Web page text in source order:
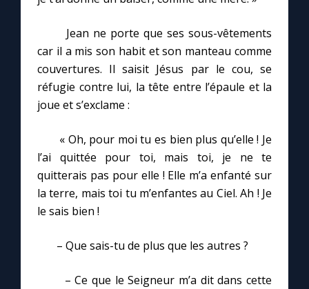
Jean ne porte que ses sous-vêtements
car il a mis son habit et son manteau comme
couvertures. Il saisit Jésus par le cou, se
réfugie contre lui, la tête entre l’épaule et la
joue et s’exclame :
« Oh, pour moi tu es bien plus qu’elle ! Je
l’ai quittée pour toi, mais toi, je ne te
quitterais pas pour elle ! Elle m’a enfanté sur
la terre, mais toi tu m’enfantes au Ciel. Ah ! Je
le sais bien !
– Que sais-tu de plus que les autres ?
– Ce que le Seigneur m’a dit dans cette